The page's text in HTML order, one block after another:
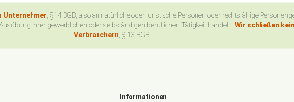
Unternehmer , §14 BGB, also an natürliche oder juristische Personen oder rechtsfähige
ihrer gewerblichen oder selbständigen beruflichen Tätigkeit handeln. Wir schließen
Verbrauchern , § 13 BGB.
Informationen